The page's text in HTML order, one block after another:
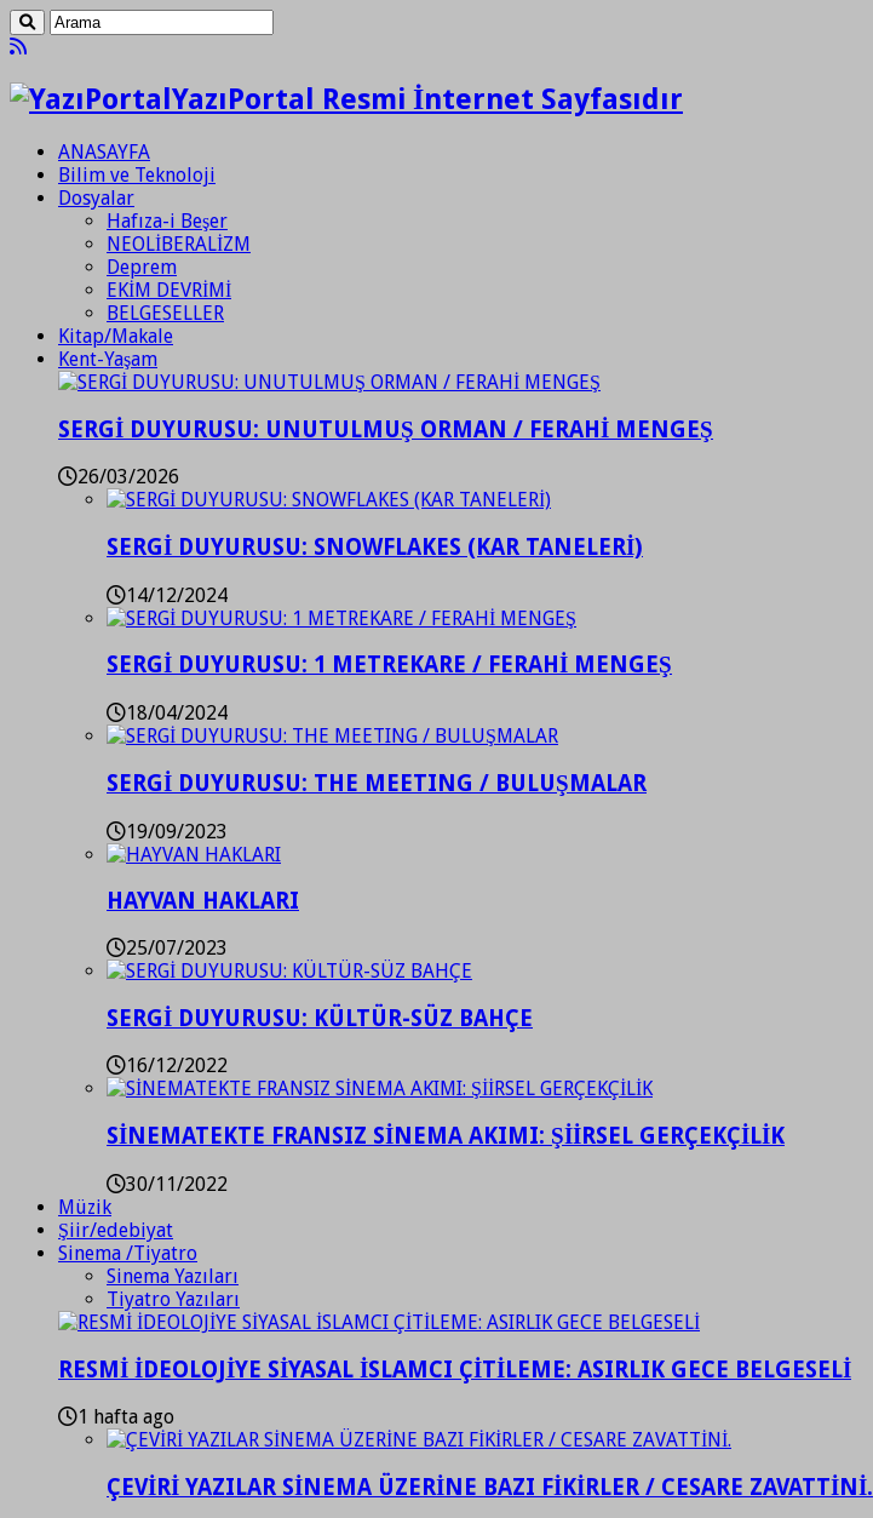
YazıPortal Resmi İnternet Sayfasıdır
ANASAYFA
Bilim ve Teknoloji
Dosyalar
Hafıza-i Beşer
NEOLİBERALİZM
Deprem
EKİM DEVRİMİ
BELGESELLER
Kitap/Makale
Kent-Yaşam
SERGİ DUYURUSU: UNUTULMUŞ ORMAN / FERAHİ MENGEŞ
26/03/2026
SERGİ DUYURUSU: SNOWFLAKES (KAR TANELERİ)
14/12/2024
SERGİ DUYURUSU: 1 METREKARE / FERAHİ MENGEŞ
18/04/2024
SERGİ DUYURUSU: THE MEETING / BULUŞMALAR
19/09/2023
HAYVAN HAKLARI
25/07/2023
SERGİ DUYURUSU: KÜLTÜR-SÜZ BAHÇE
16/12/2022
SİNEMATEKTE FRANSIZ SİNEMA AKIMI: ŞİİRSEL GERÇEKÇİLİK
30/11/2022
Müzik
Şiir/edebiyat
Sinema /Tiyatro
Sinema Yazıları
Tiyatro Yazıları
RESMİ İDEOLOJİYE SİYASAL İSLAMCI ÇİTİLEME: ASIRLIK GECE BELGESELİ
1 hafta ago
ÇEVİRİ YAZILAR SİNEMA ÜZERİNE BAZI FİKİRLER / CESARE ZAVATTİNİ.